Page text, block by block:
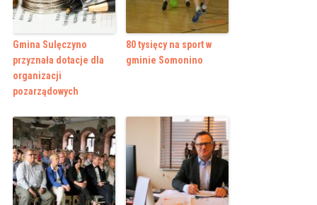
Gmina Sulęczyno
przyznała dotacje dla
organizacji
pozarządowych
80 tysięcy na sport w
gminie Somonino